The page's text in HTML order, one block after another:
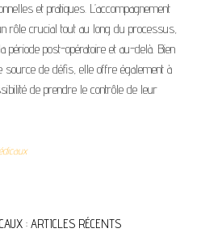
et pratiques. L’accompagnement
rôle crucial tout au long du processus,
période post-opératoire et au-delà. Bien
source de défis, elle offre également à
de prendre le contrôle de leur
: ARTICLES RÉCENTS